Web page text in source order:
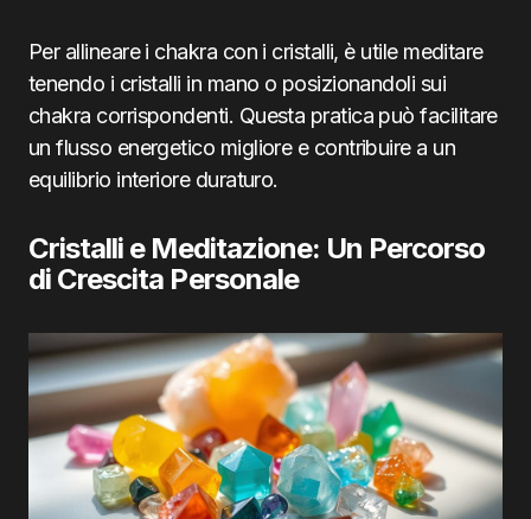
Per allineare i chakra con i cristalli, è utile meditare
tenendo i cristalli in mano o posizionandoli sui
chakra corrispondenti. Questa pratica può facilitare
un flusso energetico migliore e contribuire a un
equilibrio interiore duraturo.
Cristalli e Meditazione: Un Percorso
di Crescita Personale